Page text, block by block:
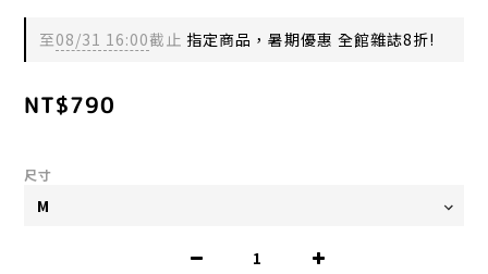
至08/31 16:00截止 指定商品，暑期優惠 全館雜誌8折!
NT$790
尺寸